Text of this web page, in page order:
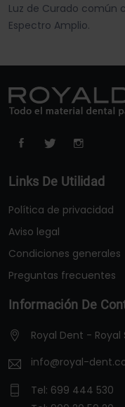
Luz de Curado común
Espectro Amplio.
Links De Utilidad
Política de privacidad
Aviso legal
Condiciones generales
Preguntas frecuentes
Información De
Royal Dent - Royal
info@royal-
Tel: 699 444 530